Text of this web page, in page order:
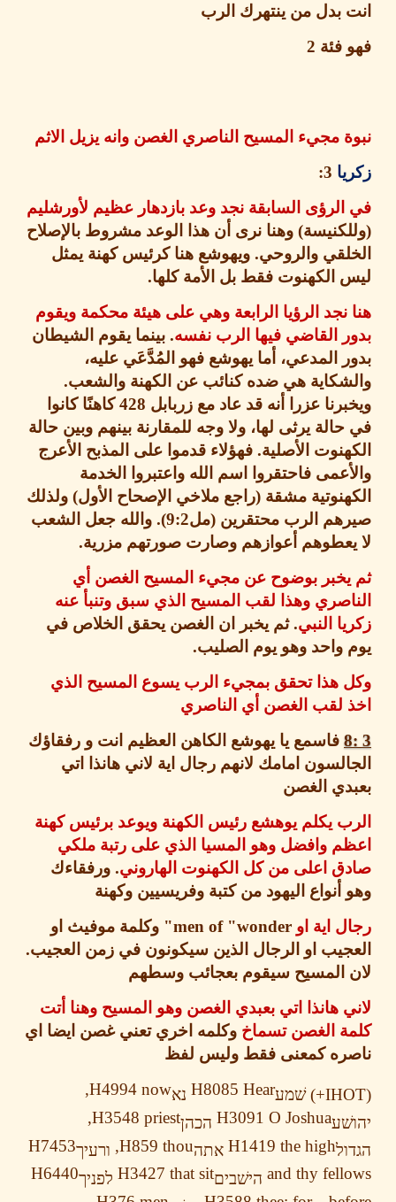
بدل من ينتهرك الرب
فئة2
مجيء المسيح الناصري الغصن وانه يزيل الاثم
السابقة نجد وعد بازدهار عظيم لأورشليم
)وهنا نرى أن هذا الوعد مشروط بالإصلاح
والروحي .ويهوشع هنا كرئيس كهنة يمثل
الكهنوت فقط بل الأمة كلها.
نجد الرؤيا الرابعة وهي على هيئة محكمة ويقوم
القاضي فيها الرب نفسه. بينما يقوم الشيطان
المدعي، أما يهوشع فهو المُدَّعَي عليه،
هي ضده كنائب عن الكهنة والشعب .
عزرا أنه قد عاد مع زربابل 428 كاهنًا كانوا
يرثى لها، ولا وجه للمقارنة بينهم وبين حالة
الأصلية .فهؤلاء قدموا على المذبح الأعرج
فاحتقروا اسم الله واعتبروا الخدمة
مشقة (راجع ملاخي الإصحاح الأول) ولذلك
الرب محتقرين(مل 9:2).
والله جعل الشعب
أعوازهم وصارت صورتهم مزرية.
بوضوح عن مجيء المسيح الغصن أي
وهذا لقب المسيح الذي سبق وتنبأ عنه
النبي. ثم يخبر ان الغصن يحقق الخلاص في
واحد وهو يوم الصليب .
هذا تحقق بمجيء الرب يسوع المسيح الذي
لقب الغصن أي الناصري
فاسمع يا يهوشع الكاهن العظيم انت و رفقاؤك
امامك لانهم رجال اية لاني هانذا اتي
الغصن
يكلم يوهشع رئيس الكهنة ويوعد برئيس كهنة
وافضل وهو المسيا الذي على رتبة ملكي
اعلى من كل الكهنوت الهاروني.ورفقاءك
أنواع اليهود من كتبة وفريسيين وكهنة
اية اوmen of "wonder"
وكلمة موفيث او
او الرجال الذين سيكونون في زمن العجيب .
المسيح سيقوم بعجائب وسطهم
هانذا اتي بعبدي الغصن وهو المسيح وهنا أتت
الغصن تسماخ وكلمه اخري تعني غصن ايضا اي
كمعنى فقط وليس لفظ
שׁמע H8085Hear נא H4994 now,
H3091O Joshua הכהן H3548priest,
H1419the high אתה H859thou, ורעיךH7453
and thy הישׁבים H3427that sit לפניךH6440